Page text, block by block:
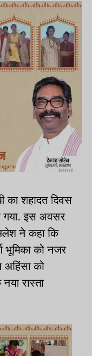
का शहादत दिवस
गया. इस अवसर
ने कहा कि
भूमिका को नजर
अहिंसा को
रास्ता